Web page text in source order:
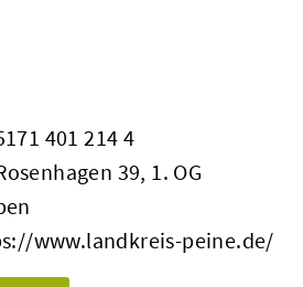
401 214 4
39, 1. OG
www.landkreis-peine.de/